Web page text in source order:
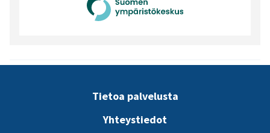
Tietoa palvelusta
Yhteystiedot